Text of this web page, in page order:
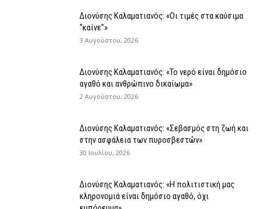
Διονύσης Καλαματιανός: «Οι τιμές στα καύσιμα
“καίνε”»
3 Αυγούστου, 2026
Διονύσης Καλαματιανός: «Το νερό είναι δημόσιο
αγαθό και ανθρώπινο δικαίωμα»
2 Αυγούστου, 2026
Διονύσης Καλαματιανός: «Σεβασμός στη ζωή και
στην ασφάλεια των πυροσβεστών»
30 Ιουλίου, 2026
Διονύσης Καλαματιανός: «Η πολιτιστική μας
κληρονομιά είναι δημόσιο αγαθό, όχι